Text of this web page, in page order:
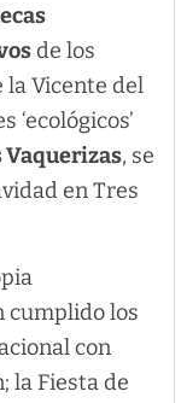
de los
Vicente del
‘ecológicos’
Vaquerizas, se
en Tres
cumplido los
con
la Fiesta de